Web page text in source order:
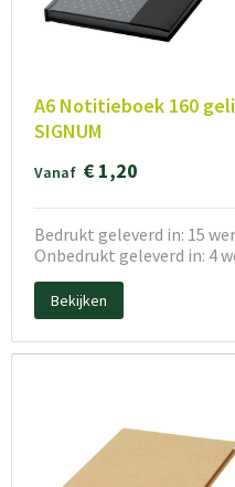
A6 Notitieboek 160
SIGNUM
Vanaf € 1,20
Bedrukt geleverd in: 15
Onbedrukt geleverd in: 4
Bekijken